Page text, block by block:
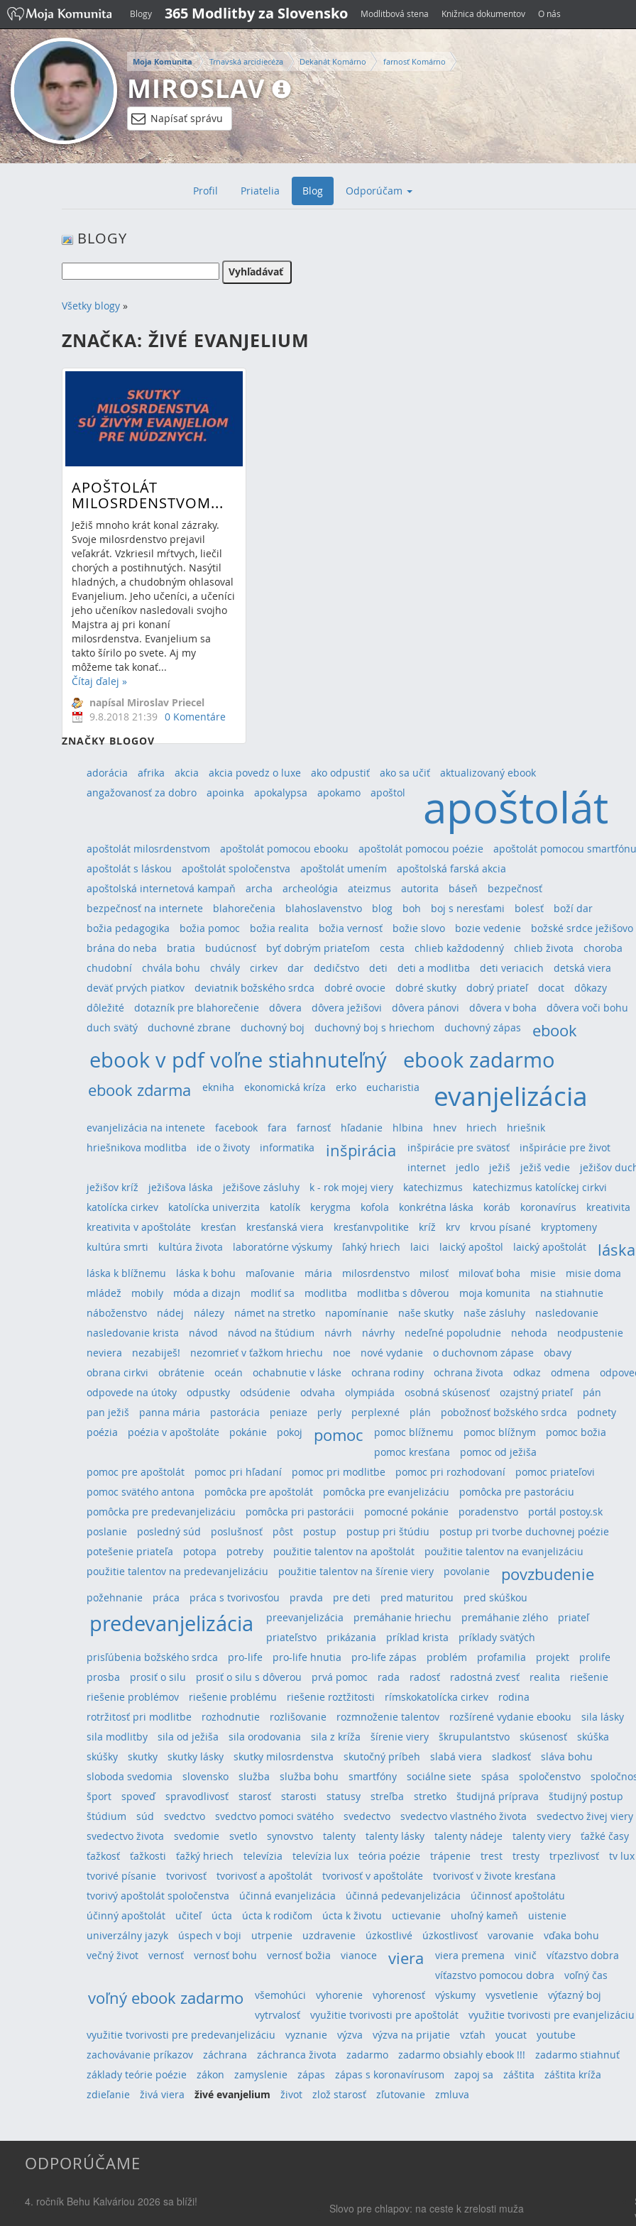
Blogy 365 Modlitby za Slovensko Modlitbová stena Knižnica dokumentov O nás
Moja Komunita Trnavská arcidiecéza Dekanát Komárno farnosť Komárno
MIROSLAV
Napísať správu
Profil Priatelia Blog Odporúčam
BLOGY
Všetky blogy »
ZNAČKA: ŽIVÉ EVANJELIUM
APOŠTOLÁT
MILOSRDENSTVOM...
Ježiš mnoho krát konal zázraky.
Svoje milosrdenstvo prejavil
veľakrát. Vzkriesil mŕtvych, liečil
chorých a postihnutých. Nasýtil
hladných, a chudobným ohlasoval
Evanjelium. Jeho učeníci, a učeníci
jeho učeníkov nasledovali svojho
Majstra aj pri konaní
milosrdenstva. Evanjelium sa
takto šírilo po svete. Aj my
môžeme tak konať...
Čítaj ďalej »
napísal Miroslav Priecel
9.8.2018 21:39 0 Komentáre
RSS (Otvorí sa v novom okne)
ZNAČKY BLOGOV
adorácia afrika akcia akcia povedz o luxe ako odpustiť ako sa učiť
aktualizovaný ebook
angažovanosť za dobro
apoinka apokalypsa apokamo apoštol apoštolát
apoštolát milosrdenstvom apoštolát pomocou ebooku apoštolát pomocou poézie
apoštolát pomocou smartfónu
apoštolát s láskou
apoštolát spoločenstva apoštolát umením
apoštolská farská akcia
apoštolská internetová kampaň
archa archeológia ateizmus autorita báseň
bezpečnosť
bezpečnosť na internete
blahorečenia blahoslavenstvo blog boh boj s neresťami bolesť
boží dar
božia pedagogika
božia pomoc božia realita božia vernosť božie slovo bozie vedenie
božské srdce ježišovo
brána do neba
bratia budúcnosť byť dobrým priateľom cesta chlieb každodenný chlieb života
choroba
chudobní
chvála bohu chvály cirkev dar dedičstvo deti deti a modlitba deti veriacich
detská viera
deväť prvých piatkov
deviatnik božského srdca dobré ovocie dobré skutky dobrý priateľ docat
dôkazy
dôležité
dotazník pre blahorečenie dôvera dôvera ježišovi dôvera pánovi dôvera v boha
dôvera voči bohu
duch svätý
duchovné zbrane duchovný boj duchovný boj s hriechom duchovný zápas ebook
ebook v pdf voľne stiahnuteľný ebook zadarmo
ebook zdarma ekniha ekonomická kríza erko eucharistia evanjelizácia
evanjelizácia na intenete facebook fara farnosť hľadanie hlbina hnev hriech
hriešnik
hriešnikova modlitba
ide o životy informatika inšpirácia inšpirácie pre svätosť
inšpirácie pre život
internet
jedlo ježiš ježiš vedie
ježišov
ježišov kríž
ježišova láska ježišove zásluhy k - rok mojej viery katechizmus
katechizmus katolíckej cirkvi
katolícka cirkev
katolícka univerzita katolík kerygma kofola konkrétna láska koráb koronavírus
kreativita
kreativita v apoštoláte
kresťan kresťanská viera kresťanvpolitike kríž krv krvou písané
kryptomeny
kultúra smrti
kultúra života laboratórne výskumy ľahký hriech laici laický apoštol laický apoštolát láska
láska k blížnemu láska k bohu maľovanie mária milosrdenstvo milosť milovať boha misie
misie doma
mládež
mobily móda a dizajn modliť sa modlitba modlitba s dôverou moja komunita
na stiahnutie
náboženstvo
nádej nálezy námet na stretko napomínanie naše skutky naše zásluhy
nasledovanie
nasledovanie krista
návod návod na štúdium návrh návrhy nedeľné popoludnie nehoda
neodpustenie
neviera
nezabiješ! nezomrieť v ťažkom hriechu noe nové vydanie o duchovnom zápase
obavy
obrana cirkvi
obrátenie oceán ochabnutie v láske ochrana rodiny ochrana života odkaz odmena
odpovede na útoky
odpustky odsúdenie odvaha olympiáda osobná skúsenosť ozajstný priateľ
pán
pan ježiš
panna mária pastorácia peniaze perly perplexné plán pobožnosť božského srdca
podnety
poézia
poézia v apoštoláte pokánie pokoj pomoc pomoc blížnemu pomoc blížnym
pomoc božia
pomoc kresťana
pomoc od ježiša
pomoc pre apoštolát
pomoc pri hľadaní pomoc pri modlitbe pomoc pri rozhodovaní
pomoc priateľovi
pomoc svätého antona
pomôcka pre apoštolát pomôcka pre evanjelizáciu
pomôcka pre pastoráciu
pomôcka pre predevanjelizáciu
pomôcka pri pastorácii pomocné pokánie poradenstvo
portál postoy.sk
poslanie
posledný súd poslušnosť pôst postup postup pri štúdiu
postup pri tvorbe duchovnej poézie
potešenie priateľa
potopa potreby použitie talentov na apoštolát
použitie talentov na evanjelizáciu
použitie talentov na predevanjelizáciu
použitie talentov na šírenie viery povolanie povzbudenie
požehnanie práca práca s tvorivosťou pravda pre deti pred maturitou pred skúškou
predevanjelizácia preevanjelizácia premáhanie hriechu premáhanie zlého
priateľ
priateľstvo
prikázania príklad krista
príklady svätých
prisľúbenia božského srdca
pro-life pro-life hnutia pro-life zápas problém profamilia projekt
prolife
prosba
prosiť o silu prosiť o silu s dôverou prvá pomoc rada radosť radostná zvesť realita
riešenie
riešenie problémov
riešenie problému riešenie roztžitosti rímskokatolícka cirkev
rodina
rotržitosť pri modlitbe
rozhodnutie rozlišovanie rozmnoženie talentov rozšírené vydanie ebooku
sila lásky
sila modlitby
sila od ježiša sila orodovania sila z kríža šírenie viery škrupulantstvo skúsenosť
skúška
skúšky
skutky skutky lásky skutky milosrdenstva skutočný príbeh slabá viera sladkosť
sláva bohu
sloboda svedomia
slovensko služba služba bohu smartfóny sociálne siete spása spoločenstvo
šport
spoveď spravodlivosť starosť starosti statusy streľba stretko študijná príprava
študijný postup
štúdium
súd svedctvo svedctvo pomoci svätého svedectvo svedectvo vlastného života
svedectvo živej viery
svedectvo života
svedomie svetlo synovstvo talenty talenty lásky talenty nádeje talenty viery
ťažké časy
ťažkosť
ťažkosti ťažký hriech televízia televízia lux teória poézie trápenie trest tresty trpezlivosť
tv lux
tvorivé písanie
tvorivosť tvorivosť a apoštolát tvorivosť v apoštoláte
tvorivosť v živote kresťana
tvorivý apoštolát spoločenstva
účinná evanjelizácia účinná pedevanjelizácia
účinnosť apoštolátu
účinný apoštolát
učiteľ úcta úcta k rodičom úcta k životu uctievanie uhoľný kameň
uistenie
univerzálny jazyk
úspech v boji utrpenie uzdravenie úzkostlivé úzkostlivosť varovanie
vďaka bohu
večný život
vernosť vernosť bohu vernosť božia vianoce viera viera premena vinič
víťazstvo dobra
víťazstvo pomocou dobra
voľný čas
voľný ebook zadarmo všemohúci vyhorenie vyhorenosť výskumy vysvetlenie
výťazný boj
vytrvalosť
využitie tvorivosti pre apoštolát
využitie tvorivosti pre evanjelizáciu
využitie tvorivosti pre predevanjelizáciu
vyznanie výzva výzva na prijatie vzťah youcat
youtube
zachovávanie príkazov
záchrana záchranca života zadarmo zadarmo obsiahly ebook !!!
zadarmo stiahnuť
základy teórie poézie
zákon zamyslenie zápas zápas s koronavírusom zapoj sa záštita
záštita kríža
zdieľanie
živá viera živé evanjelium život zlož starosť zľutovanie zmluva
ODPORÚČAME
4. ročník Behu Kalváriou 2026 sa blíži!
Slovo pre chlapov: na ceste k zrelosti muža